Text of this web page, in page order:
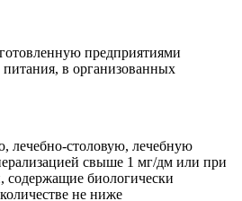
предприятиями
в организованных
лечебно-столовую, лечебную
свыше 1 мг/дм или при
биологически
не ниже